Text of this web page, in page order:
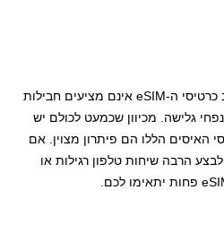
דבר אחד שחשוב לציין הוא שרוב כרטיסי ה-eSIM אינם מציעים חבילות
גלישה. מכיוון שכמעט לכולם יש
האיסים הללו הם פיתרון מצוין. אם
הרבה שיחות טלפון רגילות או